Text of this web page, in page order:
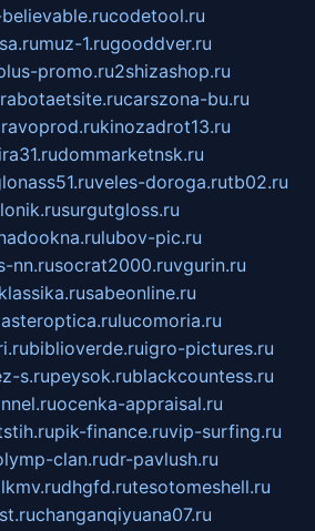
codetool.ru
muz-1.rugooddver.ru
promo.ru2shizashop.ru
carszona-bu.ru
kinozadrot13.ru
dommarketnsk.ru
veles-doroga.rutb02.ru
surgutgloss.ru
lubov-pic.ru
nn.rusocrat2000.ruvgurin.ru
sabeonline.ru
lucomoria.ru
biblioverde.ruigro-pictures.ru
s.rupeysok.rublackcountess.ru
ocenka-appraisal.ru
pik-finance.ruvip-surfing.ru
clan.rudr-pavlush.ru
dhgfd.rutesotomeshell.ru
changanqiyuana07.ru